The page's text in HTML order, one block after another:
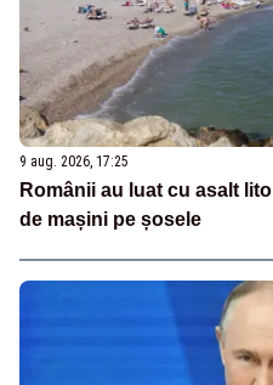
9 aug. 2026, 17:25
Românii au luat cu asalt
de mașini pe șosele